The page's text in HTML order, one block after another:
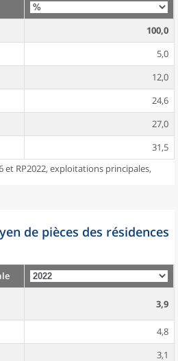
100,0
5,0
12,0
24,6
27,0
31,5
et RP2022, exploitations principales,
de pièces des résidences
3,9
4,8
3,1